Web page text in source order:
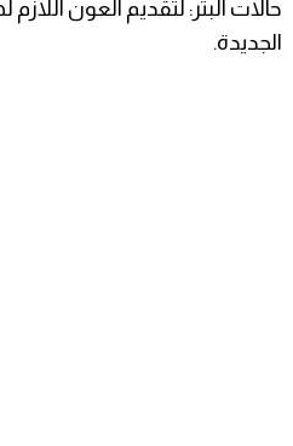
​حالات البتر: لتقديم العون
الجديدة.